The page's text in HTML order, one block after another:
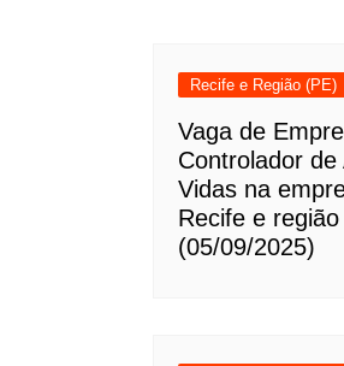
Recife e Região (PE)
Vaga de
Controlador
Vidas na
Recife e
(05/09/2025)